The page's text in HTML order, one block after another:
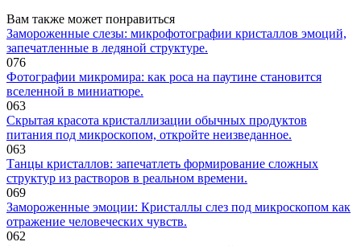
Вам также может понравиться
Замороженные слезы: микрофотографии кристаллов эмоций,
запечатленные в ледяной структуре.
076
Фотографии микромира: как роса на паутине становится
вселенной в миниатюре.
063
Скрытая красота кристаллизации обычных продуктов
питания под микроскопом, откройте неизведанное.
063
Танцы кристаллов: запечатлеть формирование сложных
структур из растворов в реальном времени.
069
Замороженные эмоции: Кристаллы слез под микроскопом как
отражение человеческих чувств.
062